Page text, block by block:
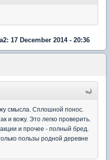
17 December 2014 - 20:36
смысла. Сплошной понос.
и вожу. Это легко проверить.
и прочее - полный бред.
пользы родной деревне